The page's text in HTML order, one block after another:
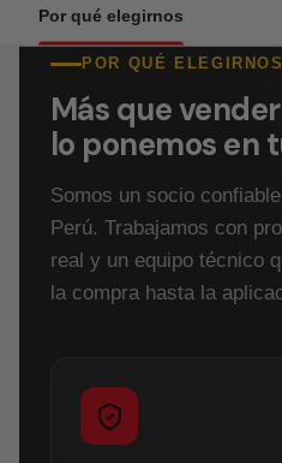
Por qué elegirnos
POR QUÉ ELEGIRNOS
Más que
lo ponemos en
Somos un socio
Perú. Trabajamos con
real y un equipo técnico
la compra hasta la